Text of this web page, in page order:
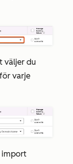
väljer du
varje
import